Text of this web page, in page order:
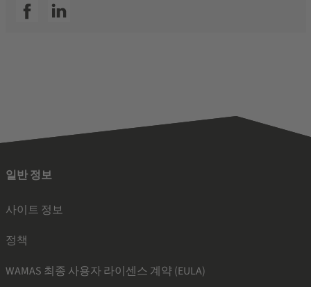
SSI facebookSSI linkedin
일반 정보
사이트 정보
정책
WAMAS 최종 사용자 라이센스 계약 (EULA)